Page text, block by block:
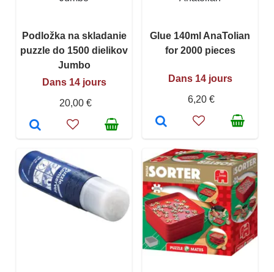
Podložka na skladanie
puzzle do 1500 dielikov
Jumbo
Dans 14 jours
20,00 €
Glue 140ml AnaTolian
for 2000 pieces
Dans 14 jours
6,20 €